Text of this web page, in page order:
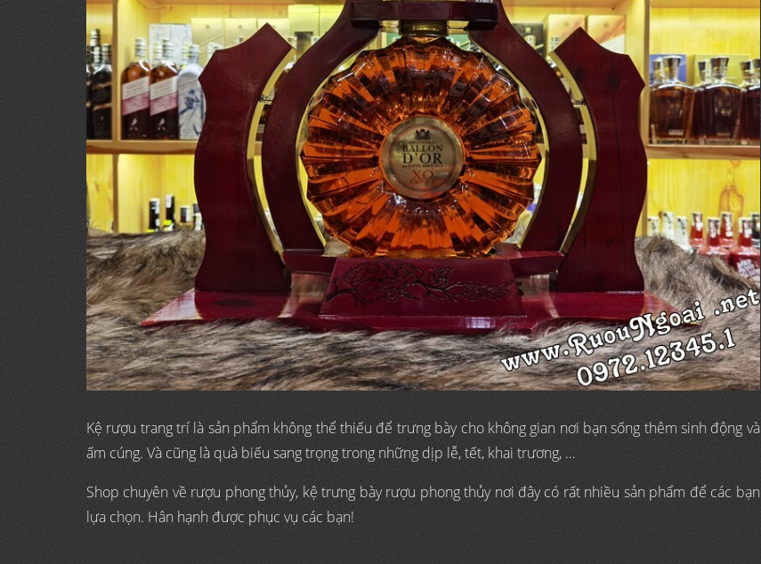
Kệ rượu trang trí là sản phẩm không thể thiếu để trưng bày cho không gian nơi bạn sống thêm sinh động và
ấm cúng. Và cũng là quà biếu sang trọng trong những dịp lễ, tết, khai trương, …
Shop chuyên về rượu phong thủy, kệ trưng bày rượu phong thủy nơi đây có rất nhiều sản phẩm để các bạn
lựa chọn. Hân hạnh được phục vụ các bạn!